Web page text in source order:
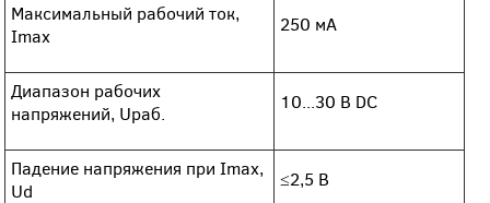
Максимальный рабочий ток,
Imax
250 мА
Диапазон рабочих
напряжений, Uраб.
10...30 В DC
Падение напряжения при Imax,
Ud
≤2,5 В